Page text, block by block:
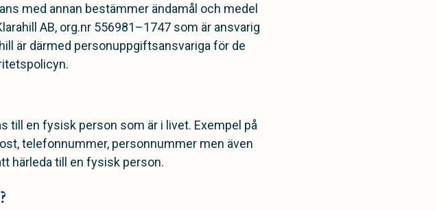
med annan bestämmer ändamål och medel
AB, org.nr 556981–1747 som är ansvarig
är därmed personuppgiftsansvariga för de
till en fysisk person som är i livet. Exempel på
telefonnummer, personnummer men även
härleda till en fysisk person.